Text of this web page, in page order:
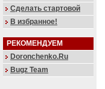
Сделать стартовой
В избранное!
РЕКОМЕНДУЕМ
Doronchenko.Ru
Bugz Team